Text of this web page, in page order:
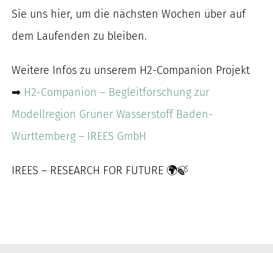
Sie uns hier, um die nächsten Wochen über auf
dem Laufenden zu bleiben.
Weitere Infos zu unserem H2-Companion Projekt
➡ H2-Companion – Begleitforschung zur
Modellregion Grüner Wasserstoff Baden-
Württemberg – IREES GmbH
IREES – RESEARCH FOR FUTURE 🌍🍃